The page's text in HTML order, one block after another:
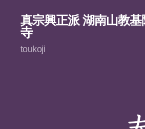
真宗興正派 湖南山教基
寺
toukoji